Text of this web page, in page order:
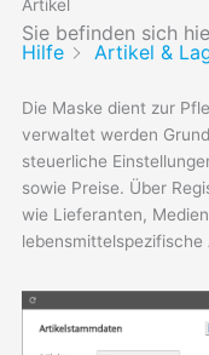
Artikel
Sie befinden sich
Hilfe
Artikel &
Die Maske dient zur
verwaltet werden
steuerliche
sowie Preise. Über
wie Lieferanten,
lebensmittelspezifische